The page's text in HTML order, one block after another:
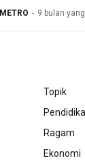
METRO 9 bulan
Topik
Ragam
Ekonomi